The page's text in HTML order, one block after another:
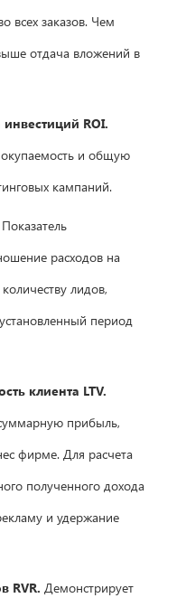
всех заказов. Чем
отдача вложений в
инвестиций ROI.
окупаемость и общую
кампаний.
Показатель
расходов на
лидов,
период
клиента LTV.
прибыль,
фирме. Для расчета
полученного дохода
и удержание
RVR. Демонстрирует